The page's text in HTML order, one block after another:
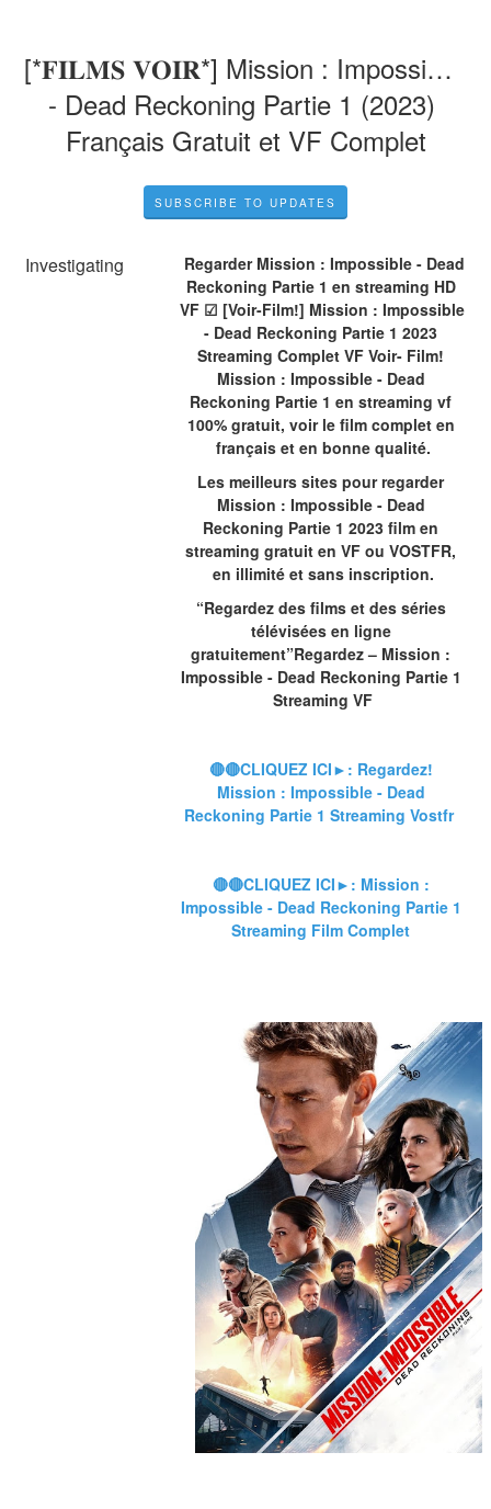
[*𝐅𝐈𝐋𝐌𝐒 𝐕𝐎𝐈𝐑*] Mission : Impossible
- Dead Reckoning Partie 1 (2023)
Français Gratuit et VF Complet
SUBSCRIBE TO UPDATES
Investigating
Regarder Mission : Impossible - Dead
Reckoning Partie 1 en streaming HD
VF ☑ [Voir-Film!] Mission : Impossible
- Dead Reckoning Partie 1 2023
Streaming Complet VF Voir- Film!
Mission : Impossible - Dead
Reckoning Partie 1 en streaming vf
100% gratuit, voir le film complet en
français et en bonne qualité.
Les meilleurs sites pour regarder
Mission : Impossible - Dead
Reckoning Partie 1 2023 film en
streaming gratuit en VF ou VOSTFR,
en illimité et sans inscription.
“Regardez des films et des séries
télévisées en ligne
gratuitement”Regardez – Mission :
Impossible - Dead Reckoning Partie 1
Streaming VF
🔴🔴CLIQUEZ ICI►: Regardez!
Mission : Impossible - Dead
Reckoning Partie 1 Streaming Vostfr
🔴🔴CLIQUEZ ICI►: Mission :
Impossible - Dead Reckoning Partie 1
Streaming Film Complet